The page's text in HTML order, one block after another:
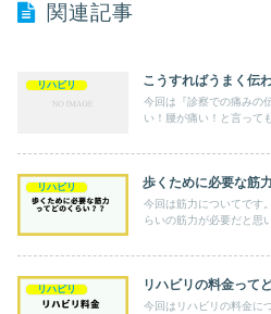
関連記事
リハビリ こうすればうまく伝
今回は『診察での痛みの
い！腰が痛い！と言って
リハビリ 歩くために必要な筋
今回は筋力についてです
らいの筋力が必要だと思
リハビリ リハビリの料金って
今回はリハビリの料金に